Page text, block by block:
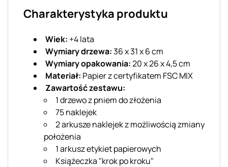
Charakterystyka produktu
Wiek: +4 lata
Wymiary drzewa:36 x 31 x 6 cm
Wymiary opakowania:20 x 26 x 4,5 cm
Materiał: Papier z certyfikatem FSC MIX
Zawartość zestawu:
1 drzewo z pniem do złożenia
75 naklejek
2 arkusze naklejek z możliwością zmiany
położenia
1 arkusz etykiet papierowych
Książeczka "krok po kroku"